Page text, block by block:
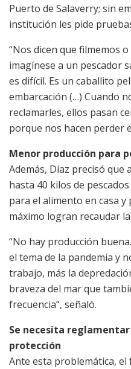
Puerto de Salaverry; sin
institución les pide
“Nos dicen que filmemos
imagínese a un pescador
es difícil. Es un caballito
embarcación (…) Cuando
reclamarles, ellos pasan
porque nos hacen perder
Menor producción para
Además, Díaz precisó
hasta 40 kilos de
para el alimento en casa
máximo logran recaudar
“No hay producción
el tema de la pandemia y
trabajo, más la
braveza del mar que
frecuencia”, señaló.
Se necesita
protección
Ante esta problemática, el